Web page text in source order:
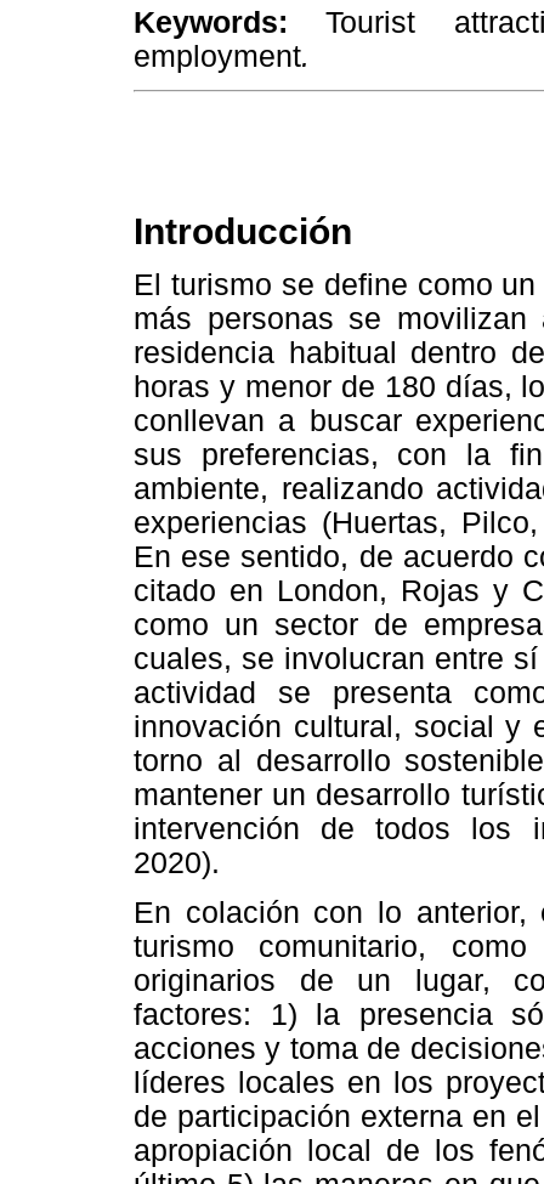
Keywords:Tourist
employment.
Introducción
El turismo se define como
más personas se
residencia habitual dentro
horas y menor de 180 días,
conllevan a buscar
sus preferencias, con la
ambiente, realizando
experiencias (Huertas,
En ese sentido, de acuerdo
citado en London, Rojas y
como un sector de
cuales, se involucran entre
actividad se presenta
innovación cultural, social y
torno al desarrollo
mantener un desarrollo
intervención de todos los
2020).
En colación con lo
turismo comunitario,
originarios de un lugar,
factores: 1) la presencia
acciones y toma de
líderes locales en los
de participación externa en
apropiación local de los